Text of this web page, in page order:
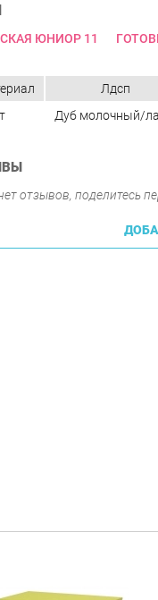
ЮНИОР 11
Лдсп
Дуб молочный/
отзывов, поделитесь